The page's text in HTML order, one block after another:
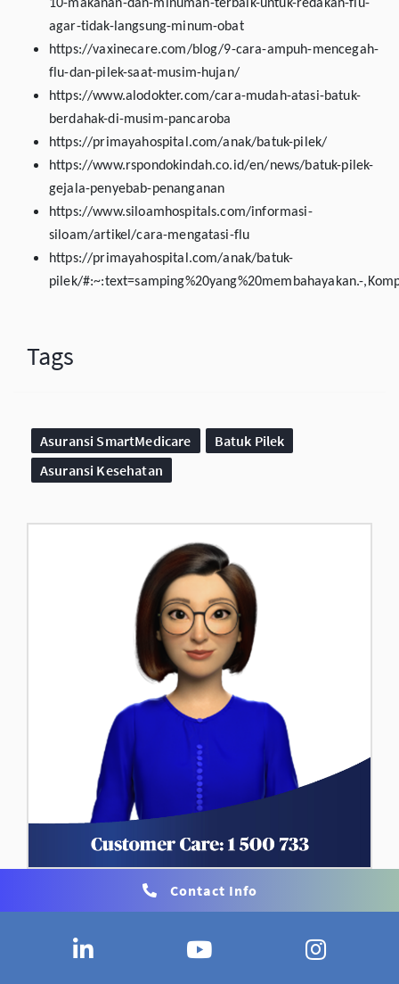
10-makanan-dan-minuman-terbaik-untuk-redakan-flu-
agar-tidak-langsung-minum-obat
https://vaxinecare.com/blog/9-cara-ampuh-mencegah-
flu-dan-pilek-saat-musim-hujan/
https://www.alodokter.com/cara-mudah-atasi-batuk-
berdahak-di-musim-pancaroba
https://primayahospital.com/anak/batuk-pilek/
https://www.rspondokindah.co.id/en/news/batuk-pilek-
gejala-penyebab-penanganan
https://www.siloamhospitals.com/informasi-
siloam/artikel/cara-mengatasi-flu
https://primayahospital.com/anak/batuk-
pilek/#:~:text=samping%20yang%20membahayakan.-
Tags
Asuransi SmartMedicare
Batuk Pilek
Asuransi Kesehatan
Contact Info